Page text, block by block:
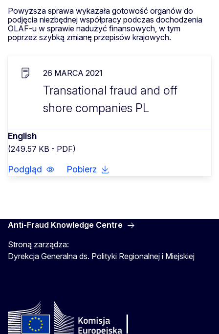
Powyższa sprawa wykazała gotowość organów do
podjęcia niezbędnej współpracy podczas dochodzenia
OLAF-u w sprawie nadużyć finansowych, w tym
poprzez szybką zmianę przepisów krajowych.
26 MARCA 2021
Transational fraud and off
shore companies PL
English
(249.57 KB - PDF)
Podgląd Pobierz
Anti-Fraud Knowledge Centre
Stroną zarządza:
Dyrekcja Generalna ds. Polityki Regionalnej i Miejskiej